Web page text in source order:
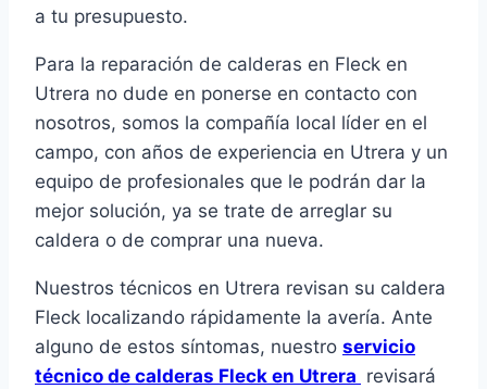
a tu presupuesto.
Para la reparación de calderas en Fleck en
Utrera no dude en ponerse en contacto con
nosotros, somos la compañía local líder en el
campo, con años de experiencia en Utrera y un
equipo de profesionales que le podrán dar la
mejor solución, ya se trate de arreglar su
caldera o de comprar una nueva.
Nuestros técnicos en Utrera revisan su caldera
Fleck localizando rápidamente la avería. Ante
alguno de estos síntomas, nuestro servicio
técnico de calderas Fleck en Utrera revisará